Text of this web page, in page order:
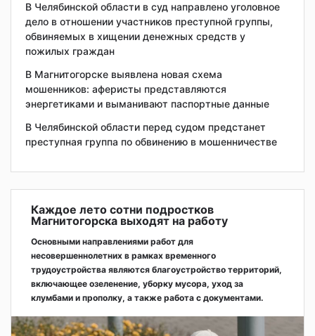
В Челябинской области в суд направлено уголовное
дело в отношении участников преступной группы,
обвиняемых в хищении денежных средств у
пожилых граждан
В Магнитогорске выявлена новая схема
мошенников: аферисты представляются
энергетиками и выманивают паспортные данные
В Челябинской области перед судом предстанет
преступная группа по обвинению в мошенничестве
Каждое лето сотни подростков
Магнитогорска выходят на работу
Основными направлениями работ для
несовершеннолетних в рамках временного
трудоустройства являются благоустройство территорий,
включающее озеленение, уборку мусора, уход за
клумбами и прополку, а также работа с документами.